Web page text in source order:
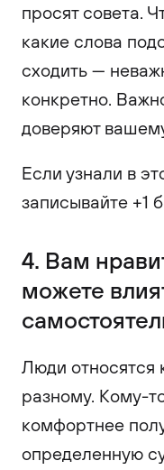
просят совета.
какие слова
сходить —
конкретно.
доверяют
Если узнали в
записывайте +1
4. Вам
можете
Люди относятся
разному. Кому-
комфортнее
определенную